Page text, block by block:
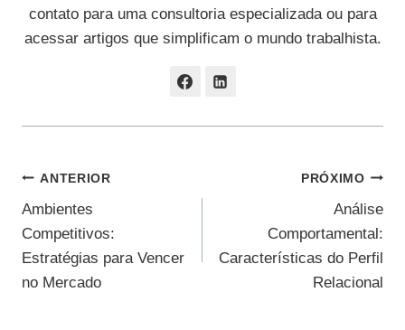
contato para uma consultoria especializada ou para
acessar artigos que simplificam o mundo trabalhista.
Navegação
De
Post
ANTERIOR
Ambientes
Competitivos:
Estratégias para Vencer
no Mercado
PRÓXIMO
Análise
Comportamental:
Características do Perfil
Relacional